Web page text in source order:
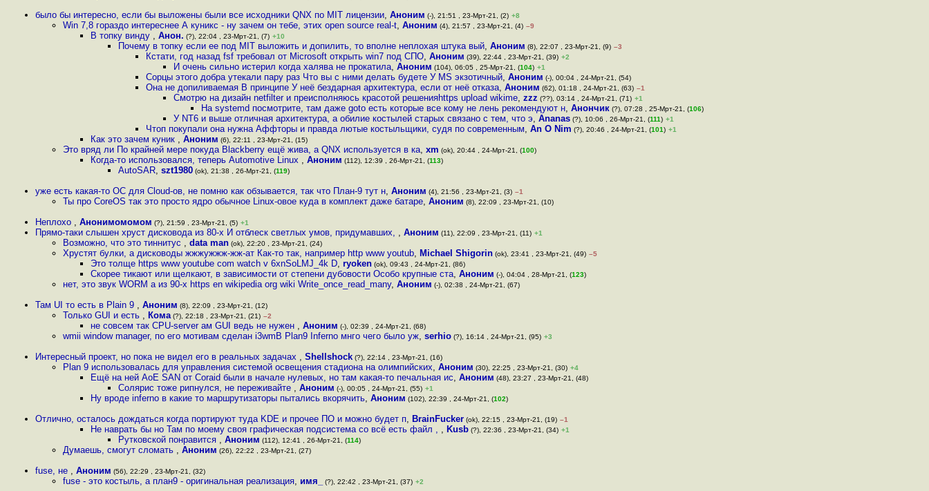
было бы интересно, если бы выложены были все исходники QNX по MIT лицензии, Аноним (-), 21:51 , 23-Мрт-21, (2) +8
Win 7,8 гораздо интереснее А куникс - ну зачем он тебе, этих open source real-t, Аноним (4), 21:57 , 23-Мрт-21, (4) –9
В топку винду , Анон. (?), 22:04 , 23-Мрт-21, (7) +10
Почему в топку если ее под MIT выложить и допилить, то вполне неплохая штука вый, Аноним (8), 22:07 , 23-Мрт-21, (9) –3
Кстати, год назад fsf требовал от Microsoft открыть win7 под СПО, Аноним (39), 22:44 , 23-Мрт-21, (39) +2
И очень сильно истерил когда халява не прокатила, Аноним (104), 06:05 , 25-Мрт-21, (104) +1
Сорцы этого добра утекали пару раз Что вы с ними делать будете У MS экзотичный, Аноним (-), 00:04 , 24-Мрт-21, (54)
Она не допиливаемая В принципе У неё бездарная архитектура, если от неё отказа, Аноним (62), 01:18 , 24-Мрт-21, (63) –1
Смотрю на дизайн netfilter и преисполняюсь красотой решенияhttps upload wikime, zzz (??), 03:14 , 24-Мрт-21, (71) +1
На systemd посмотрите, там даже goto есть которые все кому не лень рекомендуют н, Анончик (?), 07:28 , 25-Мрт-21, (106)
У NT6 и выше отличная архитектура, а обилие костылей старых связано с тем, что э, Ananas (?), 10:06 , 26-Мрт-21, (111) +1
Чтоп покупали она нужна Аффторы и правда лютые костыльщики, судя по современным, An O Nim (?), 20:46 , 24-Мрт-21, (101) +1
Как это зачем куник , Аноним (6), 22:11 , 23-Мрт-21, (15)
Это вряд ли По крайней мере покуда Blackberry ещё жива, а QNX используется в ка, xm (ok), 20:44 , 24-Мрт-21, (100)
Когда-то использовался, теперь Automotive Linux , Аноним (112), 12:39 , 26-Мрт-21, (113)
AutoSAR, szt1980 (ok), 21:38 , 26-Мрт-21, (119)
уже есть какая-то ОС для Cloud-ов, не помню как обзывается, так что План-9 тут н, Аноним (4), 21:56 , 23-Мрт-21, (3) –1
Ты про CoreOS так это просто ядро обычное Linux-овое куда в комплект даже батаре, Аноним (8), 22:09 , 23-Мрт-21, (10)
Неплохо , Анонимомомом (?), 21:59 , 23-Мрт-21, (5) +1
Прямо-таки слышен хруст дисковода из 80-х И отблеск светлых умов, придумавших, , Аноним (11), 22:09 , 23-Мрт-21, (11) +1
Возможно, что это тиннитус , data man (ok), 22:20 , 23-Мрт-21, (24)
Хрустят булки, а дисководы жжжужжж-жж-ат Как-то так, например http www youtub, Michael Shigorin (ok), 23:41 , 23-Мрт-21, (49) –5
Это толще https www youtube com watch v 6xnSoLMJ_4k D, ryoken (ok), 09:43 , 24-Мрт-21, (86)
Скорее тикают или щелкают, в зависимости от степени дубовости Особо крупные ста, Аноним (-), 04:04 , 28-Мрт-21, (123)
нет, это звук WORM a из 90-х https en wikipedia org wiki Write_once_read_many, Аноним (-), 02:38 , 24-Мрт-21, (67)
Там UI то есть в Plain 9 , Аноним (8), 22:09 , 23-Мрт-21, (12)
Только GUI и есть , Кома (?), 22:18 , 23-Мрт-21, (21) –2
не совсем так CPU-server ам GUI ведь не нужен , Аноним (-), 02:39 , 24-Мрт-21, (68)
wmii window manager, по его мотивам сделан i3wmВ Plan9 Inferno мнго чего было уж, serhio (?), 16:14 , 24-Мрт-21, (95) +3
Интересный проект, но пока не видел его в реальных задачах , Shellshock (?), 22:14 , 23-Мрт-21, (16)
Plan 9 использовалась для управления системой освещения стадиона на олимпийских, Аноним (30), 22:25 , 23-Мрт-21, (30) +4
Ещё на ней AoE SAN от Coraid были в начале нулевых, но там какая-то печальная ис, Аноним (48), 23:27 , 23-Мрт-21, (48)
Солярис тоже рипнулся, не переживайте , Аноним (-), 00:05 , 24-Мрт-21, (55) +1
Ну вроде inferno в какие то маршрутизаторы пытались вкорячить, Аноним (102), 22:39 , 24-Мрт-21, (102)
Отлично, осталось дождаться когда портируют туда KDE и прочее ПО и можно будет п, BrainFucker (ok), 22:15 , 23-Мрт-21, (19) –1
Не наврать бы но Там по моему своя графическая подсистема со всё есть файл , , Kusb (?), 22:36 , 23-Мрт-21, (34) +1
Рутковской понравится , Аноним (112), 12:41 , 26-Мрт-21, (114)
Думаешь, смогут сломать , Аноним (26), 22:22 , 23-Мрт-21, (27)
fuse, не , Аноним (56), 22:29 , 23-Мрт-21, (32)
fuse - это костыль, а план9 - оригинальная реализация, имя_ (?), 22:42 , 23-Мрт-21, (37) +2